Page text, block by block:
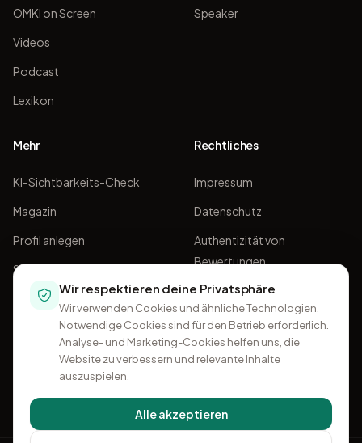
OMKI on Screen
Videos
Podcast
Lexikon
Speaker
Mehr
KI-Sichtbarkeits-Check
Magazin
Profil anlegen
Sponsoring
Rechtliches
Impressum
Datenschutz
Authentizität von
Bewertungen
AGB
Wir respektieren deine Privatsphäre
Wir verwenden Cookies und ähnliche Technologien.
Notwendige Cookies sind für den Betrieb erforderlich.
Analyse- und Marketing-Cookies helfen uns, die
Website zu verbessern und relevante Inhalte
auszuspielen.
Alle akzeptieren